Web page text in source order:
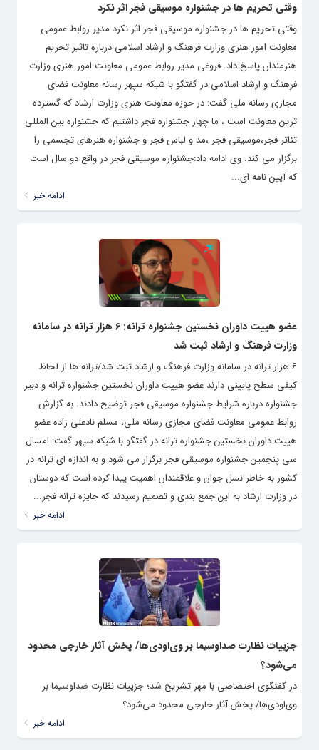
وقتی تحریم ها در جشنواره موسیقی فجر اثر نکرد
وقتی تحریم ها در جشنواره موسیقی فجر اثر نکرد مدیر روابط عمومی
معاونت امور هنری وزارت فرهنگ و ارشاد اسلامی درباره تاثیر تحریم
هنرمندان پاسخ داد. فروغی مدیر روابط عمومی معاونت امور هنری وزارت
فرهنگ و ارشاد اسلامی در گفتگو با شبکه سپهر رسانه معاونت فضای
مجازی رسانه ملی گفت: در حوزه معاونت هنری وزارت ارشاد که گسترده
ترین معاونت است ، ما چهار جشنواره فجر داشتیم که جشنواره بین المللی
تئاتر فجر،موسیقی فجر ،مد و لباس فجر و جشنواره هنرهای تجسمی را
برگزار می کند. وی ادامه داد:جشنواره موسیقی فجر در واقع دو سال است
که آیین نامه ای...
ادامه خبر
عضو هییت داوران نخستین جشنواره ترانه: ۶ هزار ترانه در سامانه
وزارت فرهنگ و ارشاد ثبت شد
۶ هزار ترانه در سامانه وزارت فرهنگ و ارشاد ثبت شد/ترانه ها از لحاظ
کیفی سطح پایینی دارند عضو هییت داوران نخستین جشنواره ترانه و دبیر
جشنواره درباره شرایط جشنواره موسیقی فجر توضیح دادند. به گزارش
روابط عمومی معاونت فضای مجازی رسانه ملی، مسلم نادعلی زاده عضو
هییت داوران نخستین جشنواره ترانه در گفتگو با شبکه سپهر گفت: امسال
سی پنجمین جشنواره موسیقی فجر برگزار می شود و به اندازه ای ترانه در
کشور به خاطر نسل جوان و علاقمندان اهمیت پیدا کرده است که دوستان
در وزارت ارشاد به این جمع بندی و تصمیم رسیدند که جایزه ترانه فجر...
ادامه خبر
جزییات نظارت صداوسیما بر وی‌اودی‌ها/ پخش آثار خارجی محدود
می‌شود؟
در گفتگوی اختصاصی با مهر تشریح شد؛ جزییات نظارت صداوسیما بر
وی‌اودی‌ها/ پخش آثار خارجی محدود می‌شود؟
ادامه خبر